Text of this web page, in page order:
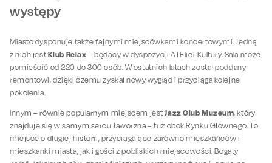
występy
Miasto dysponuje także fajnymi miejscówkami koncertowymi. Jedną
z nich jestKlub Relax – będący w dyspozycji ATElier Kultury. Sala może
pomieścić od 220 do 300 osób. W ostatnich latach został poddany
remontowi, dzięki czemu zyskał nowy wygląd i przyciąga kolejne
pokolenia.
Innym – równie popularnym miejscem jestJazz Club Muzeum, który
znajduje się w samym sercu Jaworzna – tuż obok Rynku Głównego. To
miejsce o długiej historii, przyciągające zarówno mieszkańców i
mieszkanki miasta, jak i gości z pobliskich miejscowości. Bogaty